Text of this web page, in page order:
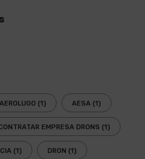
AEROLUGO (1) AESA (1)
EMPRESA DRONS (1)
(1) DRON (1)